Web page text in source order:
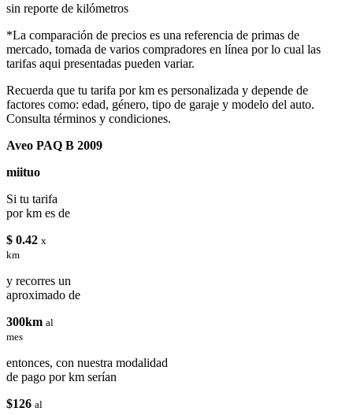
sin reporte de kilómetros
*La comparación de precios es una referencia de primas de
mercado, tomada de varios compradores en línea por lo cual las
tarifas aqui presentadas pueden variar.
Recuerda que tu tarifa por km es personalizada y depende de
factores como: edad, género, tipo de garaje y modelo del auto.
Consulta términos y condiciones.
Aveo PAQ B 2009
miituo
Si tu tarifa
por km es de
$ 0.42 x
km
y recorres un
aproximado de
300km al
mes
entonces, con nuestra modalidad
de pago por km serían
$126 al